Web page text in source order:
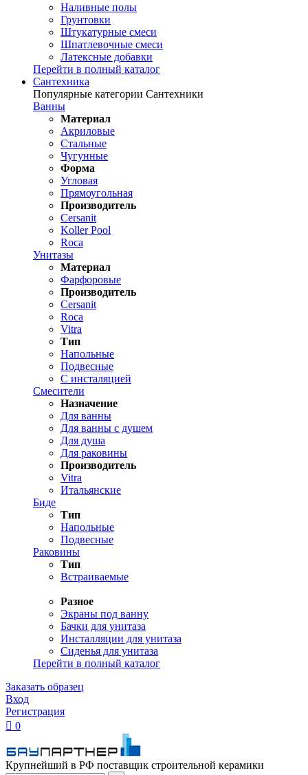
Наливные полы
Грунтовки
Штукатурные смеси
Шпатлевочные смеси
Латексные добавки
Перейти в полный каталог
Сантехника
Популярные категории Сантехники
Ванны
Материал
Акриловые
Стальные
Чугунные
Форма
Угловая
Прямоугольная
Производитель
Cersanit
Koller Pool
Roca
Унитазы
Материал
Фарфоровые
Производитель
Cersanit
Roca
Vitra
Тип
Напольные
Подвесные
С инсталяцией
Смесители
Назначение
Для ванны
Для ванны с душем
Для душа
Для раковины
Производитель
Vitra
Итальянские
Биде
Тип
Напольные
Подвесные
Раковины
Тип
Встраиваемые
Разное
Экраны под ванну
Бачки для унитаза
Инсталляции для унитаза
Сиденья для унитаза
Перейти в полный каталог
Заказать образец
Вход
Регистрация
 0
Крупнейший в РФ поставщик строительной керамики